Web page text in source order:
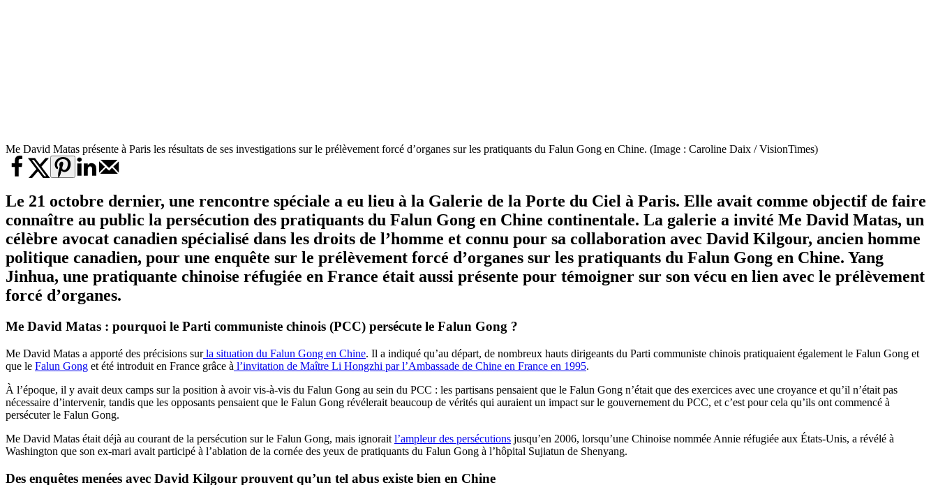
Me David Matas présente à Paris les résultats de ses investigations sur le prélèvement forcé d’organes sur les pratiquants du Falun Gong en Chine. (Image : Caroline Daix / VisionTimes)
Le 21 octobre dernier, une rencontre spéciale a eu lieu à la Galerie de la Porte du Ciel à Paris. Elle avait comme objectif de faire
connaître au public la persécution des pratiquants du Falun Gong en Chine continentale. La galerie a invité Me David Matas, un
célèbre avocat canadien spécialisé dans les droits de l’homme et connu pour sa collaboration avec David Kilgour, ancien homme
politique canadien, pour une enquête sur le prélèvement forcé d’organes sur les pratiquants du Falun Gong en Chine. Yang
Jinhua, une pratiquante chinoise réfugiée en France était aussi présente pour témoigner sur son vécu en lien avec le prélèvement
forcé d’organes.
Me David Matas : pourquoi le Parti communiste chinois (PCC) persécute le Falun Gong ?
Me David Matas a apporté des précisions surla situation du Falun Gong en Chine. Il a indiqué qu’au départ, de nombreux hauts dirigeants du Parti communiste chinois pratiquaient également le Falun Gong et
que le Falun Gong et été introduit en France grâce à l’invitation de Maître Li Hongzhi par l’Ambassade de Chine en France en 1995.
À l’époque, il y avait deux camps sur la position à avoir vis-à-vis du Falun Gong au sein du PCC : les partisans pensaient que le Falun Gong n’était que des exercices avec une croyance et qu’il n’était pas
nécessaire d’intervenir, tandis que les opposants pensaient que le Falun Gong révélerait beaucoup de vérités qui auraient un impact sur le gouvernement du PCC, et c’est pour cela qu’ils ont commencé à
persécuter le Falun Gong.
Me David Matas était déjà au courant de la persécution sur le Falun Gong, mais ignorait l’ampleur des persécutions jusqu’en 2006, lorsqu’une Chinoise nommée Annie réfugiée aux États-Unis, a révélé à
Washington que son ex-mari avait participé à l’ablation de la cornée des yeux de pratiquants du Falun Gong à l’hôpital Sujiatun de Shenyang.
Des enquêtes menées avec David Kilgour prouvent qu’un tel abus existe bien en Chine